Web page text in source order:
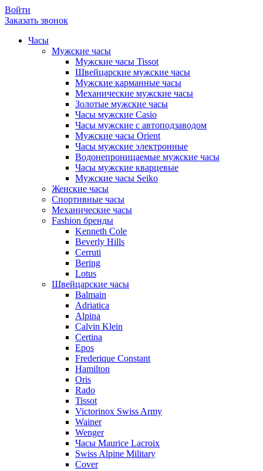
Войти
Заказать звонок
Часы
Мужские часы
Мужские часы Tissot
Швейцарские мужские часы
Мужские карманные часы
Механические мужские часы
Золотые мужские часы
Часы мужские Casio
Часы мужские с автоподзаводом
Мужские часы Orient
Часы мужские электронные
Водонепроницаемые мужские часы
Часы мужские кварцевые
Мужские часы Seiko
Женские часы
Спортивные часы
Механические часы
Fashion бренды
Kenneth Cole
Beverly Hills
Cerruti
Bering
Lotus
Швейцарские часы
Balmain
Adriatica
Alpina
Calvin Klein
Certina
Epos
Frederique Constant
Hamilton
Oris
Rado
Tissot
Victorinox Swiss Army
Wainer
Wenger
Часы Maurice Lacroix
Swiss Alpine Military
Cover